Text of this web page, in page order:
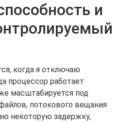
и
когда я отключаю
процессор работает
масштабируется под
потокового вещания
некоторую задержку,